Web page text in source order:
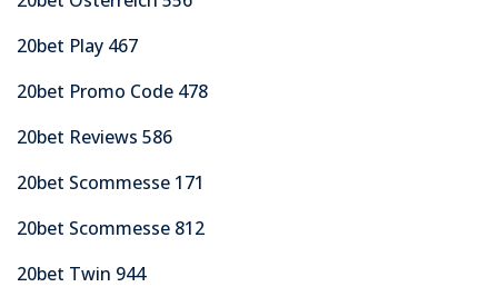
20bet Play 467
20bet Promo Code 478
20bet Reviews 586
20bet Scommesse 171
20bet Scommesse 812
20bet Twin 944